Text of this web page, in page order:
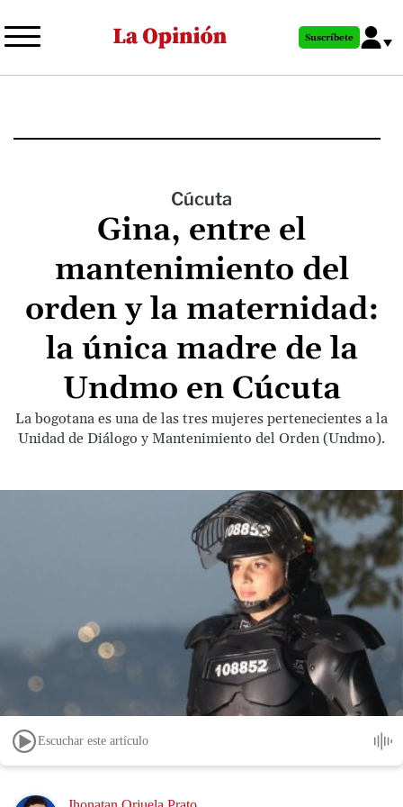
al
principal
Suscríbete
Cúcuta
Gina, entre el
mantenimiento del
orden y la maternidad:
la única madre de la
Undmo en Cúcuta
La bogotana es una de las tres mujeres pertenecientes a la
Unidad de Diálogo y Mantenimiento del Orden (Undmo).
Escuchar este artículo